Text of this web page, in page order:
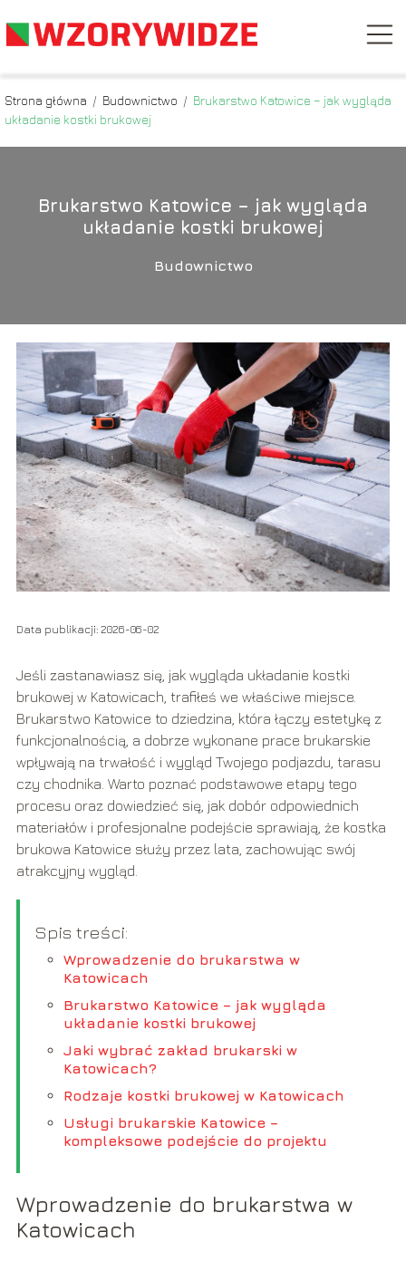
Strona główna / Budownictwo / Brukarstwo Katowice – jak wygląda
układanie kostki brukowej
Brukarstwo Katowice – jak wygląda
układanie kostki brukowej
Budownictwo
Data publikacji: 2026-06-02
Jeśli zastanawiasz się, jak wygląda układanie kostki
brukowej w Katowicach, trafiłeś we właściwe miejsce.
Brukarstwo Katowice to dziedzina, która łączy estetykę z
funkcjonalnością, a dobrze wykonane prace brukarskie
wpływają na trwałość i wygląd Twojego podjazdu, tarasu
czy chodnika. Warto poznać podstawowe etapy tego
procesu oraz dowiedzieć się, jak dobór odpowiednich
materiałów i profesjonalne podejście sprawiają, że kostka
brukowa Katowice służy przez lata, zachowując swój
atrakcyjny wygląd.
Spis treści:
Wprowadzenie do brukarstwa w
Katowicach
Brukarstwo Katowice – jak wygląda
układanie kostki brukowej
Jaki wybrać zakład brukarski w
Katowicach?
Rodzaje kostki brukowej w Katowicach
Usługi brukarskie Katowice –
kompleksowe podejście do projektu
Wprowadzenie do brukarstwa w
Katowicach